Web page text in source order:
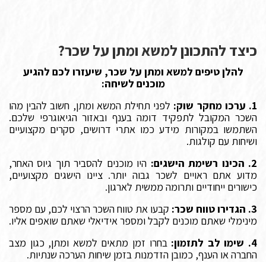
כיצד להתכונן למשא ומתן על שכר?
להלן טיפים למשא ומתן על שכר, שיעזרו לכם להגיע
מוכנים לשיחה:
1. ערכו מחקר שוק:
לפני תחילת המשא ומתן, חשוב להבין מהו
השכר המקובל לתפקיד דומה בענף ובאזור הגיאוגרפי שלכם.
השתמשו במקורות מידע כמו אתרי דרושים, סקרים מקצועיים
ושיחות עם קולגות.
2. הכינו רשימת הישגים:
היו מוכנים להסביר תוך גיוס האחר,
מדוע אתם ראויים לשכר גבוה יותר. ציינו הישגים מקצועיים,
כישורים ייחודיים ותרומה ממשית לארגון.
3. הגדירו טווח שכר:
קבעו את טווח השכר הרצוי לכם, עם מספר
מינימלי שאתם מוכנים לקבל ומספר אידיאלי שאתם שואפים אליו.
4. שימו לב לתזמון:
בחרו זמן מתאים למשא ומתן, כגון מצב
החברה או הענף, כמובן הזדמנות בזמן שיחות הערכה שנתיות.